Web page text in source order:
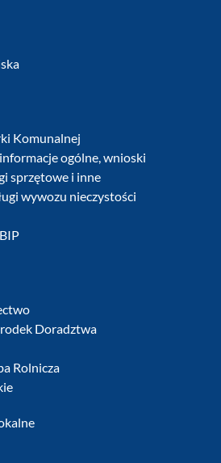
Komunalnej
ogólne, wnioski
sprzętowe i inne
wywozu nieczystości
Doradztwa
Rolnicza